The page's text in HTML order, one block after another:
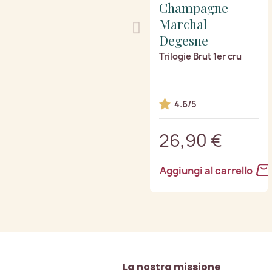
Champagne
Marchal
Degesne
Trilogie Brut 1er cru
4.6/5
26,90 €
Aggiungi al carrello
La nostra missione